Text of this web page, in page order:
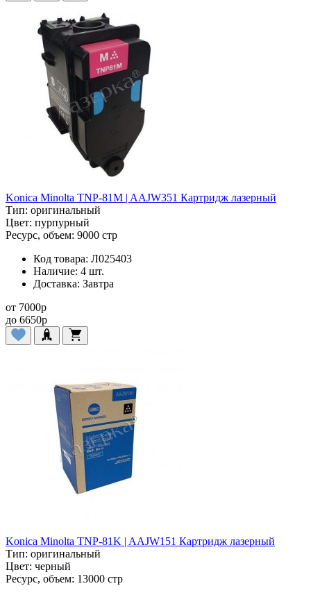
Konica Minolta TNP-81M | AAJW351 Картридж лазерный
Тип: оригинальный
Цвет: пурпурный
Ресурс, объем: 9000 стр
Код товара: Л025403
Наличие: 4 шт.
Доставка: Завтра
от 7000p
до 6650p
Konica Minolta TNP-81K | AAJW151 Картридж лазерный
Тип: оригинальный
Цвет: черный
Ресурс, объем: 13000 стр